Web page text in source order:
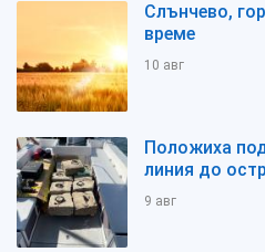
Слънчево,
време
10 авг
Положиха
линия до
9 авг